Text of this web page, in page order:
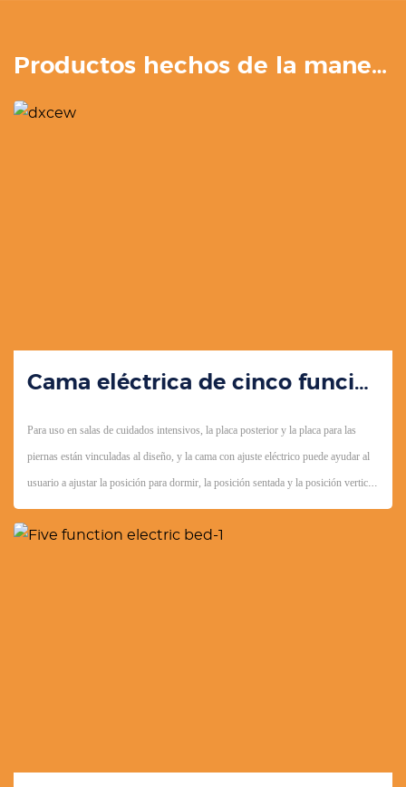
Productos hechos de la manera correcta
Cama eléctrica de cinco funciones YK-E506
Para uso en salas de cuidados intensivos, la placa posterior y la placa para las
piernas están vinculadas al diseño, y la cama con ajuste eléctrico puede ayudar al
usuario a ajustar la posición para dormir, la posición sentada y la posición vertical
hacia arriba o hacia abajo.